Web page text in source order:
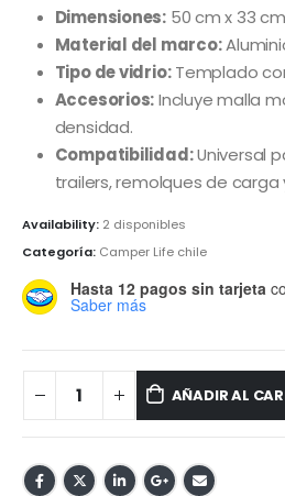
Dimensiones: 50 cm x 33
Material del marco:
Tipo de vidrio:Templado
Accesorios:Incluye malla
densidad.
Compatibilidad:Universal
trailers, remolques de carga
Availability: 2 disponibles
Categoría: Camper Life chile
Hasta 12 pagos sin tarjeta
Saber más
AÑADIR AL